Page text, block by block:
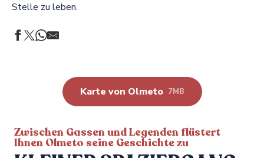
Stelle zu leben.
Karte von Olmeto 7MB
Zwischen Gassen und Legenden flüstert
Ihnen Olmeto seine Geschichte zu